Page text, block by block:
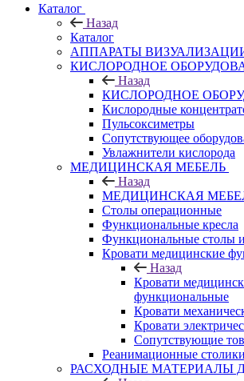
Каталог
Назад
Каталог
АППАРАТЫ
КИСЛОРОДНОЕ
Назад
КИСЛОРОДНОЕ
Кислородные
Пульсоксиметры
Сопутствующее
Увлажнители кислорода
МЕДИЦИНСКАЯ МЕБЕЛЬ
Назад
МЕДИЦИНСКАЯ
Столы операционные
Функциональные кресла
Функциональные столы
Кровати медицинские
Назад
Кровати
функциональные
Кровати
Кровати
Сопутствующие
Реанимационные
РАСХОДНЫЕ МАТЕРИАЛЫ